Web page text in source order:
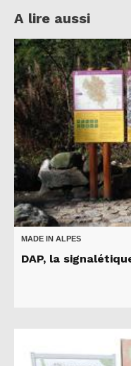
A lire aussi
MADE IN ALPES
DAP, la